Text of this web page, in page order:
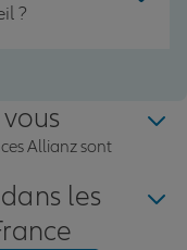
?
Allianz sont
les